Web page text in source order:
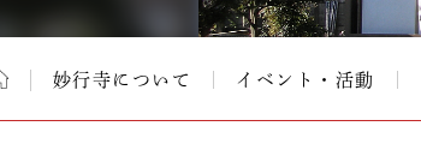
妙行寺について イベント・活動